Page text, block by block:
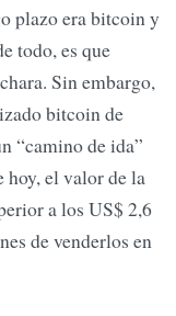
plazo era bitcoin y
todo, es que
Sin embargo,
bitcoin de
“camino de ida”
el valor de la
a los US$ 2,6
de venderlos en